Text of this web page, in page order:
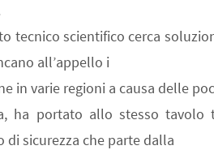
tecnico scientifico cerca
all’appello i
in varie regioni a causa delle
ha portato allo stesso
sicurezza che parte dalla